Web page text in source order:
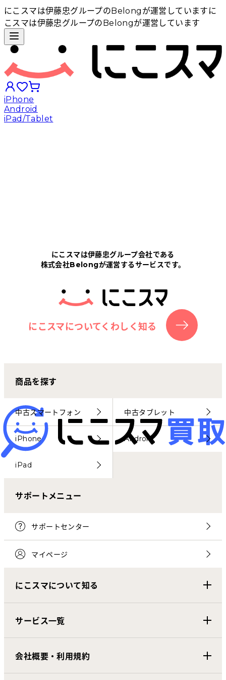
にこスマは伊藤忠グループのBelongが運営しています に
こスマは伊藤忠グループのBelongが運営しています
iPhone
Android
iPad/Tablet
にこスマについて
サポートセンター
お客さまの声
にこスマ通信
マイページ
にこスマは伊藤忠グループ会社である
株式会社Belongが運営するサービスです。
にこスマについてくわしく知る
商品を探す
中古スマートフォン 中古タブレット
iPhone Android
iPad
サポートメニュー
サポートセンター
マイページ
にこスマについて知る
サービス一覧
会社概要・利用規約